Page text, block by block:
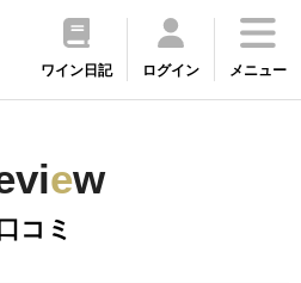
ワイン日記 ログイン メニュー
ew
コミ